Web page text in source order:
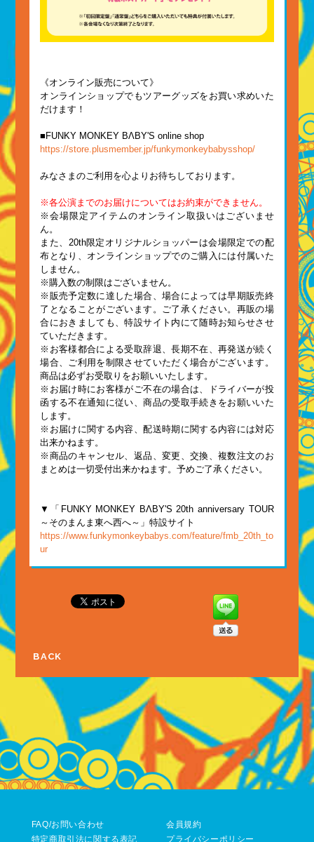
《オンライン販売について》
オンラインショップでもツアーグッズをお買い求めいた
だけます！
■FUNKY MONKEY BΛBY'S online shop
https://store.plusmember.jp/funkymonkeybabysshop/
みなさまのご利用を心よりお待ちしております。
※各公演までのお届けについてはお約束ができません。
※会場限定アイテムのオンライン取扱いはございませ
ん。
また、20th限定オリジナルショッパーは会場限定での配
布となり、オンラインショップでのご購入には付属いた
しません。
※購入数の制限はございません。
※販売予定数に達した場合、場合によっては早期販売終
了となることがございます。ご了承ください。再販の場
合におきましても、特設サイト内にて随時お知らせさせ
ていただきます。
※お客様都合による受取辞退、長期不在、再発送が続く
場合、ご利用を制限させていただく場合がございます。
商品は必ずお受取りをお願いいたします。
※お届け時にお客様がご不在の場合は、ドライバーが投
函する不在通知に従い、商品の受取手続きをお願いいた
します。
※お届けに関する内容、配送時期に関する内容には対応
出来かねます。
※商品のキャンセル、返品、変更、交換、複数注文のお
まとめは一切受付出来かねます。予めご了承ください。
▼「FUNKY MONKEY BΛBY'S 20th anniversary TOUR
～そのまんま東へ西へ～」特設サイト
https://www.funkymonkeybabys.com/feature/fmb_20th_to
ur
BACK
FAQ/お問い合わせ
会員規約
特定商取引法に関する表記
プライバシーポリシー